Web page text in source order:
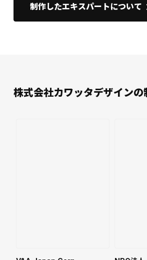
制作したエキスパートについて
株式会社カワッタデザインの